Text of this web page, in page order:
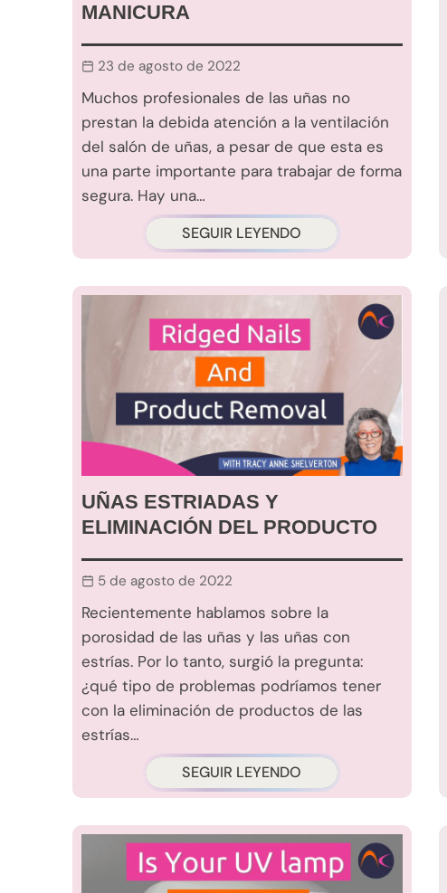
MANICURA
23 de agosto de 2022
Muchos profesionales de las uñas no
prestan la debida atención a la ventilación
del salón de uñas, a pesar de que esta es
una parte importante para trabajar de forma
segura. Hay una…
SEGUIR LEYENDO
UÑAS ESTRIADAS Y
ELIMINACIÓN DEL PRODUCTO
5 de agosto de 2022
Recientemente hablamos sobre la
porosidad de las uñas y las uñas con
estrías. Por lo tanto, surgió la pregunta:
¿qué tipo de problemas podríamos tener
con la eliminación de productos de las
estrías…
SEGUIR LEYENDO